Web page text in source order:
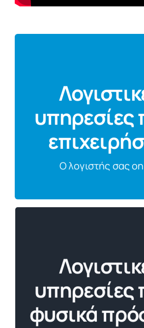
υπηρεσίες
Ο λoγιστής σας
Δείτε
υπηρεσίες
φυσικά
Δείτε περισσότερα